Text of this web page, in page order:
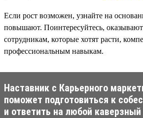
Если рост возможен, узнайте на
повышают. Поинтересуйтесь,
сотрудникам, которые хотят расти,
профессиональным навыкам.
Наставник с Карьерного
поможет подготовиться к
и ответить на любой каверзный